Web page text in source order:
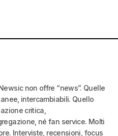
non offre “news”. Quelle
intercambiabili. Quello
critica,
né fan service. Molti
Interviste, recensioni, focus